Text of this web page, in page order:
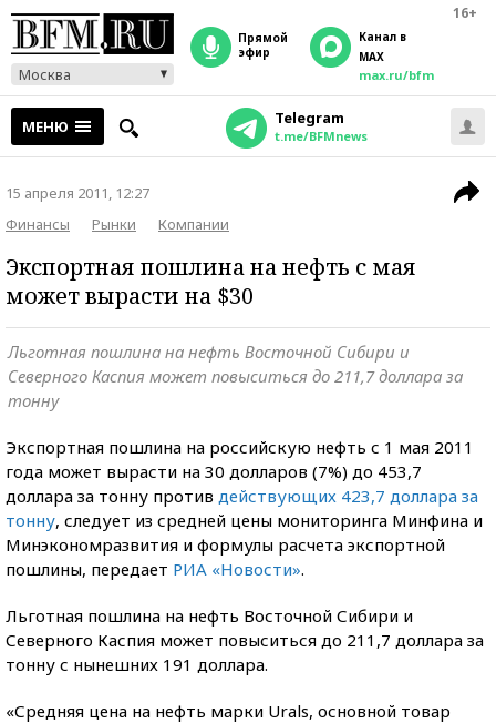
16+
Москва
прямой
эфир
Канал в
MAX
max.ru/bfm
МЕНЮ Telegram
t.me/BFMnews
15 апреля 2011, 12:27
Финансы
Рынки Компании
Экспортная пошлина на нефть с мая
может вырасти на $30
Льготная пошлина на нефть Восточной Сибири и
Северного Каспия может повыситься до 211,7 доллара за
тонну
Экспортная пошлина на российскую нефть с 1 мая 2011
года может вырасти на 30 долларов (7%) до 453,7
доллара за тонну против действующих 423,7 доллара за
тонну, следует из средней цены мониторинга Минфина и
Минэкономразвития и формулы расчета экспортной
пошлины, передает РИА «Новости».
Льготная пошлина на нефть Восточной Сибири и
Северного Каспия может повыситься до 211,7 доллара за
тонну с нынешних 191 доллара.
«Средняя цена на нефть марки Urals, основной товар